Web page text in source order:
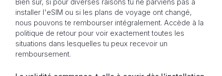
Bien sûr, si pour diverses raisons tu ne parviens pas à
installer l'eSIM ou si les plans de voyage ont changé,
nous pouvons te rembourser intégralement. Accède à la
politique de retour pour voir exactement toutes les
situations dans lesquelles tu peux recevoir un
remboursement.